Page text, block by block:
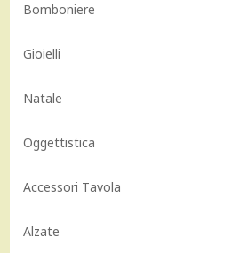
Bomboniere
Gioielli
Natale
Oggettistica
Accessori Tavola
Alzate